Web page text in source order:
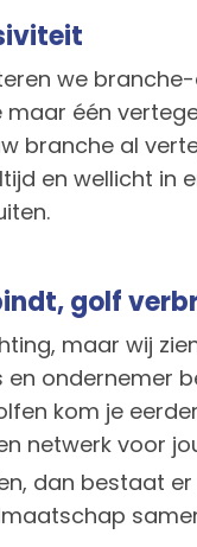
we
één
branche al
en wellicht in
golf
maar wij
ondernemer
kom je
netwerk voor
dan bestaat